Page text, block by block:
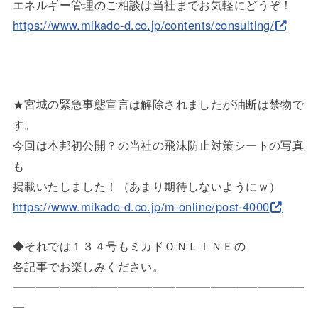
エネルギー管理のご相談は当社までお気軽にどうぞ！
https://www.mikado-d.co.jp/contents/consulting/
★宮城の緊急事態宣言は解除されましたが油断は禁物で
す。
今回は本邦初公開？の当社の飛沫防止対策シートの写真
も
掲載いたしました！（あまり期待しないようにｗ）
https://www.mikado-d.co.jp/m-online/post-4000
◆それでは１３４号もミカドＯＮＬＩＮＥの
各記事でお楽しみください。
━━━━━━━━━━━━━━━━━━━━━━━━━
━